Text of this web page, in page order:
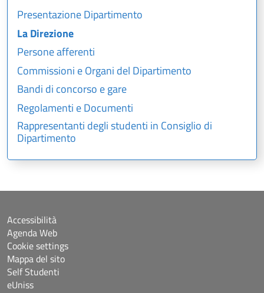
Presentazione Dipartimento
La Direzione
Persone afferenti
Commissioni e Organi del Dipartimento
Bandi di concorso e gare
Regolamenti e Documenti
Rappresentanti degli studenti in Consiglio di
Dipartimento
Accessibilità
Agenda Web
Cookie settings
Mappa del sito
Self Studenti
eUniss